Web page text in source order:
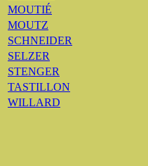
MOUTIÉ
MOUTZ
SCHNEIDER
SELZER
STENGER
TASTILLON
WILLARD